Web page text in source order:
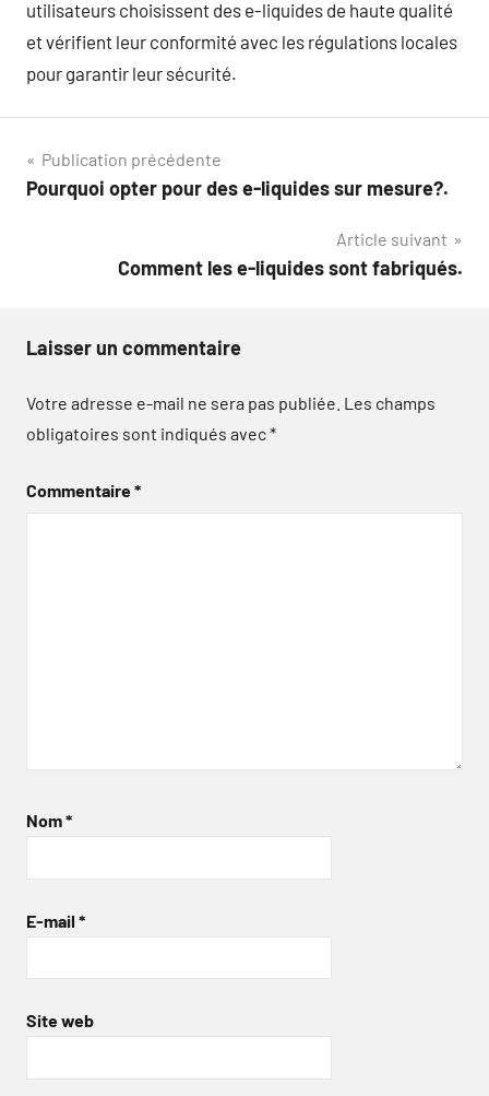
utilisateurs choisissent des e-liquides de haute qualité
et vérifient leur conformité avec les régulations locales
pour garantir leur sécurité.
Navigation
de
Publication précédente
Pourquoi opter pour des e-liquides sur mesure?.
Article suivant
Comment les e-liquides sont fabriqués.
Laisser un commentaire
Votre adresse e-mail ne sera pas publiée. Les champs
obligatoires sont indiqués avec*
Commentaire*
Nom*
E-mail *
Site web